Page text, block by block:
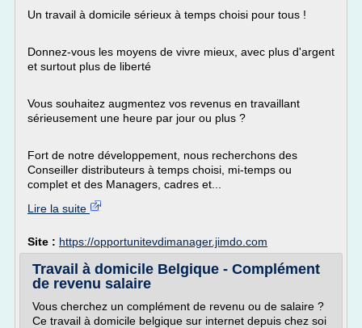
Un travail à domicile sérieux à temps choisi pour tous !
Donnez-vous les moyens de vivre mieux, avec plus d'argent
et surtout plus de liberté
Vous souhaitez augmentez vos revenus en travaillant
sérieusement une heure par jour ou plus ?
Fort de notre développement, nous recherchons des
Conseiller distributeurs à temps choisi, mi-temps ou
complet et des Managers, cadres et...
Lire la suite
Site : https://opportunitevdimanager.jimdo.com
Travail à domicile Belgique - Complément
de revenu salaire
Vous cherchez un complément de revenu ou de salaire ?
Ce travail à domicile belgique sur internet depuis chez soi